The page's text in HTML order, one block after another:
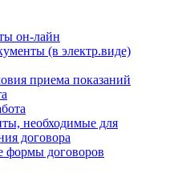
он-лайн
(в электр.виде)
приема показаний
необходимые для
договора
формы договоров